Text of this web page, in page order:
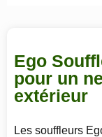
Ego
pour un
extérieur
Les souffleurs